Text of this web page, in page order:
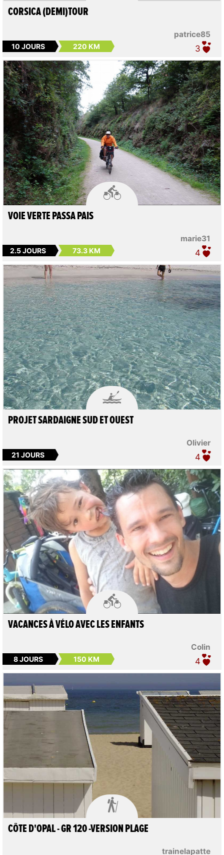
patrice85
CORSICA (DEMI)TOUR
10 JOURS 220 KM 3

marie31
VOIE VERTE PASSA PAIS
2.5 JOURS 73.3 KM 4

Olivier
PROJET SARDAIGNE SUD ET OUEST
21 JOURS 4

Colin
VACANCES À VÉLO AVEC LES ENFANTS
8 JOURS 150 KM 4

trainelapatte
CÔTE D'OPAL - GR 120 -VERSION PLAGE